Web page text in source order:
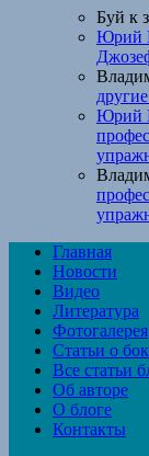
Буй к
Юрий
Юрий
Главная
Новости
Видео
Литература
Фотогалерея
Статьи о
Все статьи
Об авторе
О блоге
Контакты